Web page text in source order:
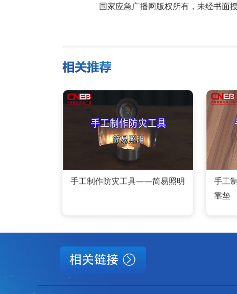
国家应急广播网版权所有，未经书面
手工制作防灾工具——简易照明
手工
靠垫